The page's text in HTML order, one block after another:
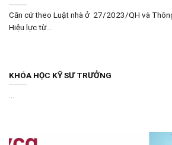
Căn cứ theo Luật nhà ở 27/2023/QH và
Hiệu lực từ...
KHÓA HỌC KỸ SƯ TRƯỞNG
...